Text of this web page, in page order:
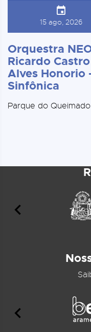
15 ago, 2026
Orquestra
Ricardo
Alves Honorio
Sinfônica
Parque do Queimado